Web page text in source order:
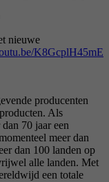
nieuwe
K8GcplH45mE
producenten
Als
70 jaar een
meer dan
dan 100 landen op
alle landen. Met
een totale